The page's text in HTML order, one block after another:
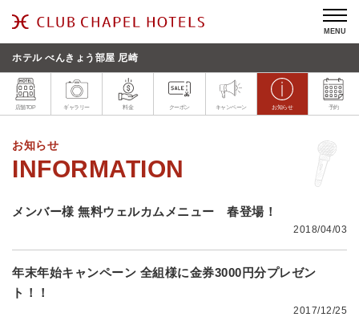
MENU
ホテル べんきょう部屋 尼崎
店舗TOP ギャラリー 料金 クーポン キャンペーン お知らせ 予約
お知らせ
メンバー様 無料ウェルカムメニュー 春登場！
2018/04/03
年末年始キャンペーン 全組様に金券3000円分プレゼン
ト！！
2017/12/25